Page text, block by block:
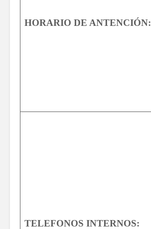
HORARIO DE ANTENCIÓN:
TELEFONOS INTERNOS: